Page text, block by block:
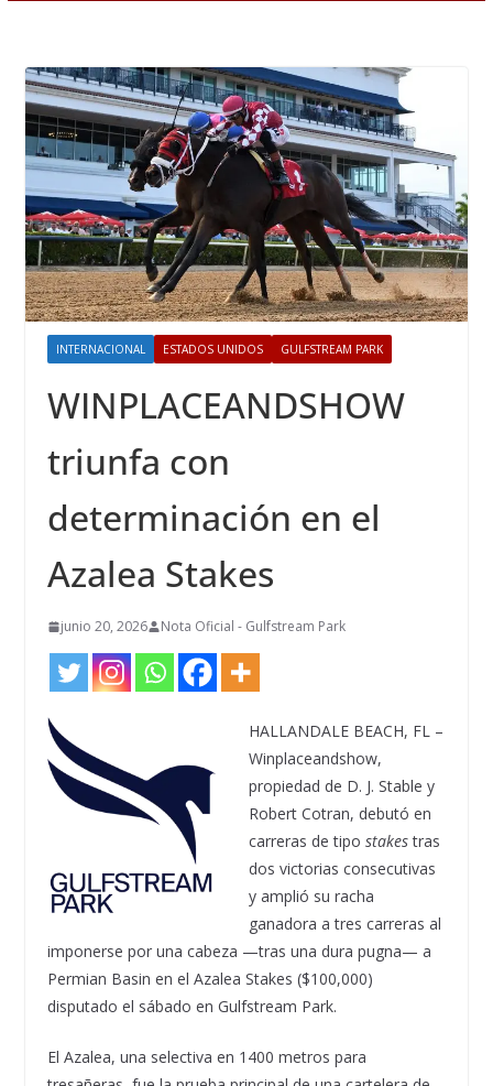
INTERNACIONAL ESTADOS UNIDOS GULFSTREAM PARK
WINPLACEANDSHOW
triunfa con
determinación en el
Azalea Stakes
junio 20, 2026 Nota Oficial - Gulfstream Park
HALLANDALE BEACH, FL –
Winplaceandshow,
propiedad de D. J. Stable y
Robert Cotran, debutó en
carreras de tipo stakestras
dos victorias consecutivas
y amplió su racha
ganadora a tres carreras al
imponerse por una cabeza —tras una dura pugna— a
Permian Basin en el Azalea Stakes ($100,000)
disputado el sábado en Gulfstream Park.
El Azalea, una selectiva en 1400 metros para